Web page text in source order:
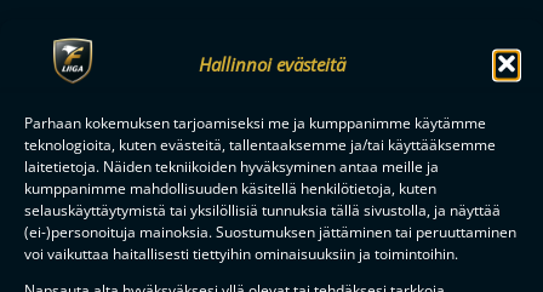
Hallinnoi evästeitä
Parhaan kokemuksen tarjoamiseksi me ja kumppanimme käytämme
teknologioita, kuten evästeitä, tallentaaksemme ja/tai käyttääksemme
laitetietoja. Näiden tekniikoiden hyväksyminen antaa meille ja
kumppanimme mahdollisuuden käsitellä henkilötietoja, kuten
selauskäyttäytymistä tai yksilöllisiä tunnuksia tällä sivustolla, ja näyttää
(ei-)personoituja mainoksia. Suostumuksen jättäminen tai peruuttaminen
voi vaikuttaa haitallisesti tiettyihin ominaisuuksiin ja toimintoihin.
TILAA
F-LIIGANKUMPPANIT